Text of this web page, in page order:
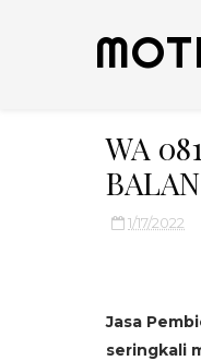
WA
1/17/2022
Jasa
seringkali